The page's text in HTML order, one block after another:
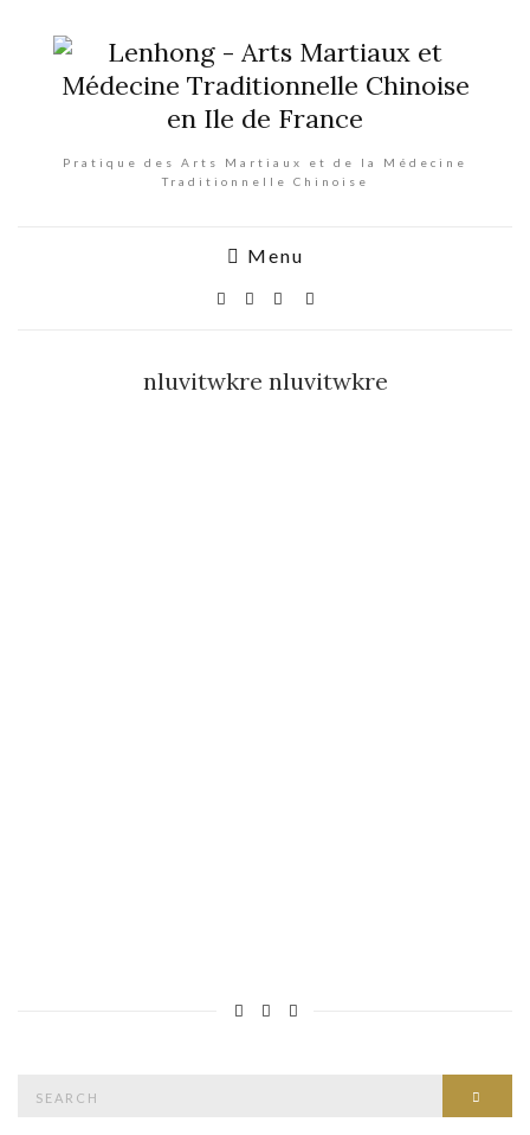
Pratique des Arts Martiaux et de la Médecine
Traditionnelle Chinoise
Menu
nluvitwkre nluvitwkre